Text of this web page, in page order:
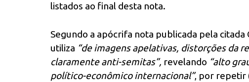
listados ao final desta nota.
Segundo a apócrifa nota publicada pela citada
utiliza “de imagens apelativas, distorções da
claramente anti-semitas”, revelando “alto
político-econômico internacional”, por repetir